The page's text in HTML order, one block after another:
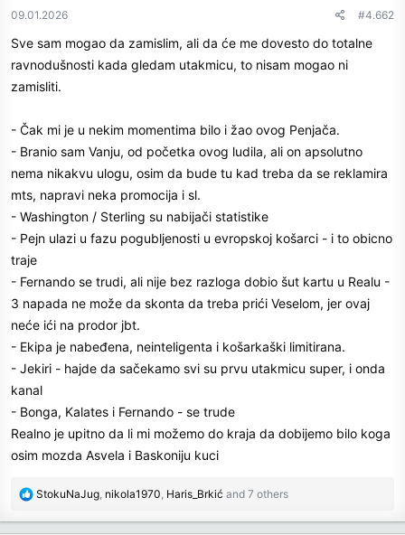
n
:
09.01.2026 #4.662
Sve sam mogao da zamislim, ali da će me dovesto do totalne
ravnodušnosti kada gledam utakmicu, to nisam mogao ni
zamisliti.
- Čak mi je u nekim momentima bilo i žao ovog Penjača.
- Branio sam Vanju, od početka ovog ludila, ali on apsolutno
nema nikakvu ulogu, osim da bude tu kad treba da se reklamira
mts, napravi neka promocija i sl.
- Washington / Sterling su nabijači statistike
- Pejn ulazi u fazu pogubljenosti u evropskoj košarci - i to obicno
traje
- Fernando se trudi, ali nije bez razloga dobio šut kartu u Realu -
3 napada ne može da skonta da treba prići Veselom, jer ovaj
neće ići na prodor jbt.
- Ekipa je nabeđena, neinteligenta i košarkaški limitirana.
- Jekiri - hajde da sačekamo svi su prvu utakmicu super, i onda
kanal
- Bonga, Kalates i Fernando - se trude
Realno je upitno da li mi možemo do kraja da dobijemo bilo koga
osim mozda Asvela i Baskoniju kuci
R
StokuNaJug, nikola1970, Haris_Brkić and 7 others